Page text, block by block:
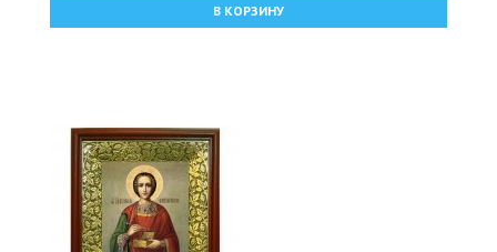
В КОРЗИНУ